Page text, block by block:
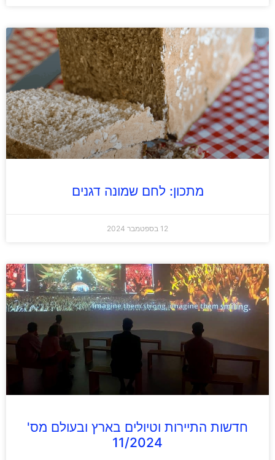
מתכון: לחם שמונה דגנים
12 בספטמבר 2024
חדשות התיירות וטיולים בארץ ובעולם מס'
11/2024